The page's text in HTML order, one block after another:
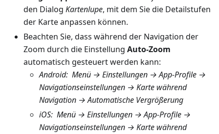
den Dialog Kartenlupe, mit dem Sie die Detailstufen
der Karte anpassen können.
Beachten Sie, dass während der Navigation der
Zoom durch die Einstellung Auto-Zoom
automatisch gesteuert werden kann:
Android: Menü → Einstellungen → App-Profile →
Navigationseinstellungen → Karte während
Navigation → Automatische Vergrößerung
iOS: Menü → Einstellungen → App-Profile →
Navigationseinstellungen → Karte während